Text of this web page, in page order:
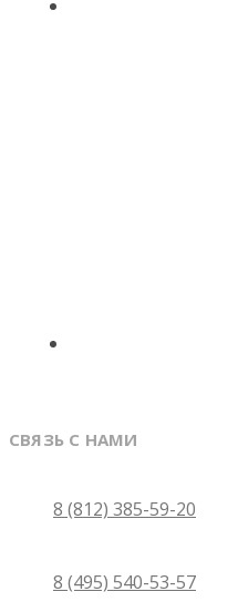
СВЯЗЬ С НАМИ
8 (812) 385-59-20
8 (495) 540-53-57